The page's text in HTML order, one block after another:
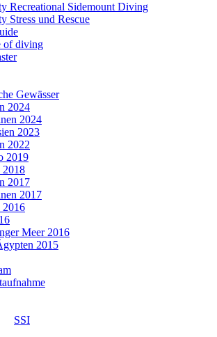
Recreational Sidemount Diving
Stress und Rescue
of diving
Gewässer
2024
2024
2023
2022
2019
2018
2017
2017
Meer 2016
2015
SSI